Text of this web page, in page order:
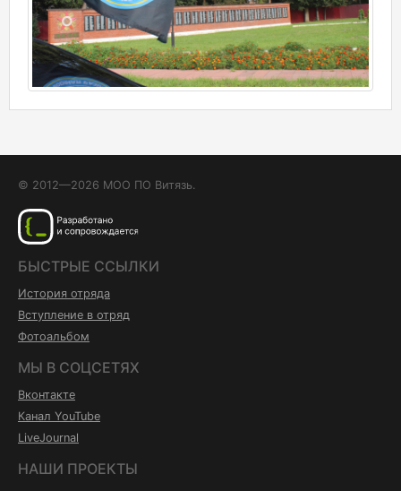
© 2012—2026 МОО ПО Витязь.
БЫСТРЫЕ ССЫЛКИ
История отряда
Вступление в отряд
Фотоальбом
МЫ В СОЦСЕТЯХ
Вконтакте
Канал YouTube
LiveJournal
НАШИ ПРОЕКТЫ